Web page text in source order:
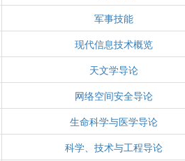
军事技能
现代信息技术概览
天文学导论
网络空间安全导论
生命科学与医学导论
科学、技术与工程导论